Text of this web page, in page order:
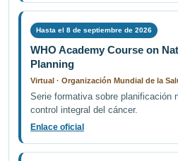
Hasta el 8 de septiembre de 2026
WHO Academy Course on
Planning
Virtual · Organización Mundial de la
Serie formativa sobre planificación
control integral del cáncer.
Enlace oficial